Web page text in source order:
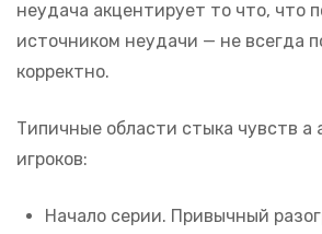
неудача акцентирует то что, что
источником неудачи — не всегда
корректно.
Типичные области стыка чувств а
игроков:
Начало серии. Привычный